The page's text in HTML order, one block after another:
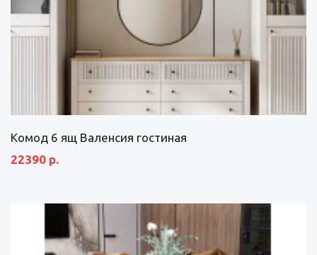
Комод 6 ящ Валенсия гостиная
22390 р.